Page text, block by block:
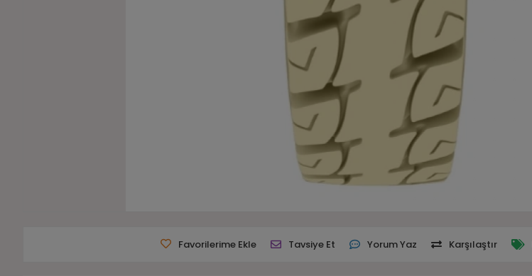
Favorilerime Ekle Tavsiye Et Yorum Yaz Karşılaştır